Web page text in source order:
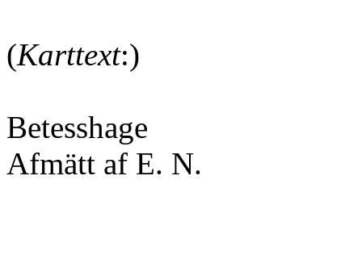
(Karttext
Afmätt af E. N.